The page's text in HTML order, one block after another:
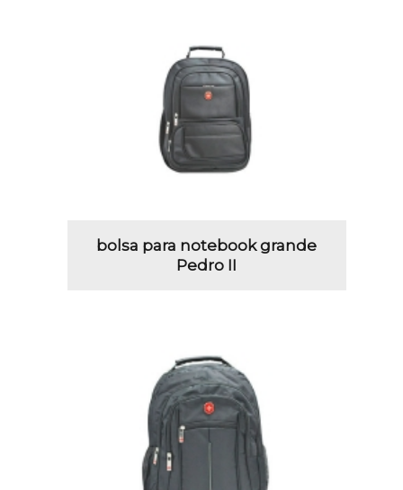
bolsa para notebook grande
Pedro II